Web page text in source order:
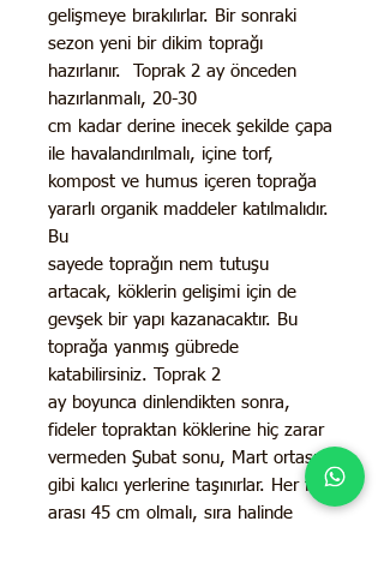
gelişmeye bırakılırlar. Bir sonraki
sezon yeni bir dikim toprağı
hazırlanır. Toprak 2 ay önceden
hazırlanmalı, 20-30
cm kadar derine inecek şekilde çapa
ile havalandırılmalı, içine torf,
kompost ve humus içeren toprağa
yararlı organik maddeler katılmalıdır.
Bu
sayede toprağın nem tutuşu
artacak, köklerin gelişimi için de
gevşek bir yapı kazanacaktır. Bu
toprağa yanmış gübrede
katabilirsiniz. Toprak 2
ay boyunca dinlendikten sonra,
fideler topraktan köklerine hiç zarar
vermeden Şubat sonu, Mart ortası
gibi kalıcı yerlerine taşınırlar. Her fide
arası 45 cm olmalı, sıra halinde